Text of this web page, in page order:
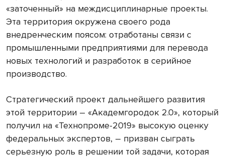
«заточенный» на междисциплинарные проекты.
Эта территория окружена своего рода
внедренческим поясом: отработаны связи с
промышленными предприятиями для перевода
новых технологий и разработок в серийное
производство.
Стратегический проект дальнейшего развития
этой территории – «Академгородок 2.0», который
получил на «Технопроме-2019» высокую оценку
федеральных экспертов, – призван сыграть
серьезную роль в решении той задачи, которая